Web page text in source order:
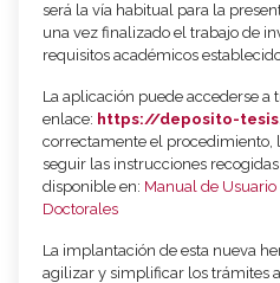
será la vía habitual para la
una vez finalizado el trabajo de
requisitos académicos
La aplicación puede accederse a
enlace: https://deposito-
correctamente el procedimiento,
seguir las instrucciones
disponible en: Manual de Usuario
Doctorales
La implantación de esta nueva
agilizar y simplificar los trámites